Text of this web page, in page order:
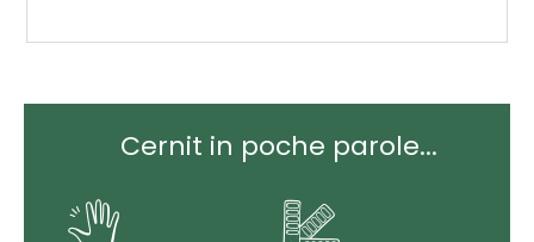
Cernit in poche parole...